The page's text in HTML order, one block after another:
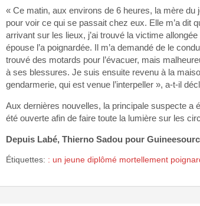
« Ce matin, aux environs de 6 heures, la mère du
pour voir ce qui se passait chez eux. Elle m’a dit
arrivant sur les lieux, j’ai trouvé la victime
épouse l’a poignardée. Il m’a demandé de le
trouvé des motards pour l’évacuer, mais
à ses blessures. Je suis ensuite revenu à la
gendarmerie, qui est venue l’interpeller », a-t-il
Aux dernières nouvelles, la principale suspecte a
été ouverte afin de faire toute la lumière sur les
Depuis Labé, Thierno Sadou pour
Étiquettes: : un jeune diplômé mortellement